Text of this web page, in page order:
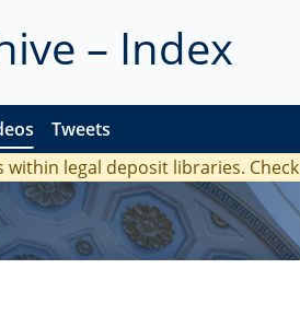
– Index
Tweets
legal deposit libraries. Check